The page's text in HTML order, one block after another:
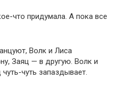
что придумала. А пока все
Волк и Лиса
Заяц — в другую. Волк и
чуть запаздывает.